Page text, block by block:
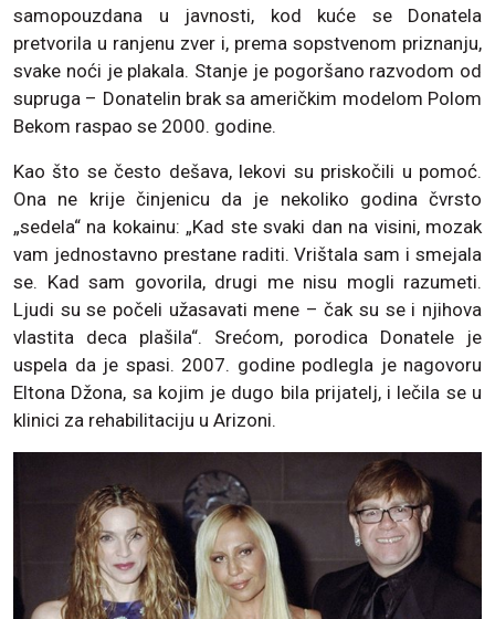
samopouzdana u javnosti, kod kuće se Donatela
pretvorila u ranjenu zver i, prema sopstvenom priznanju,
svake noći je plakala. Stanje je pogoršano razvodom od
supruga – Donatelin brak sa američkim modelom Polom
Bekom raspao se 2000. godine.
Kao što se često dešava, lekovi su priskočili u pomoć.
Ona ne krije činjenicu da je nekoliko godina čvrsto
„sedela“ na kokainu: „Kad ste svaki dan na visini, mozak
vam jednostavno prestane raditi. Vrištala sam i smejala
se. Kad sam govorila, drugi me nisu mogli razumeti.
Ljudi su se počeli užasavati mene – čak su se i njihova
vlastita deca plašila“. Srećom, porodica Donatele je
uspela da je spasi. 2007. godine podlegla je nagovoru
Eltona Džona, sa kojim je dugo bila prijatelj, i lečila se u
klinici za rehabilitaciju u Arizoni.